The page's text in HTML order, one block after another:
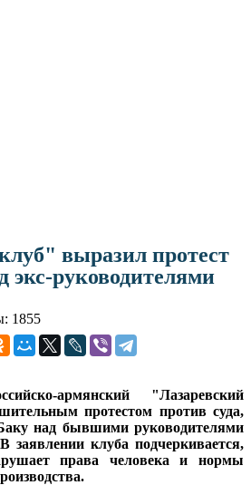
выразил протест
экс-руководителями
1855
армянский "Лазаревский
протестом против суда,
над бывшими руководителями
заявлении клуба подчеркивается,
права человека и нормы